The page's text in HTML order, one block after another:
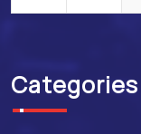
Categories